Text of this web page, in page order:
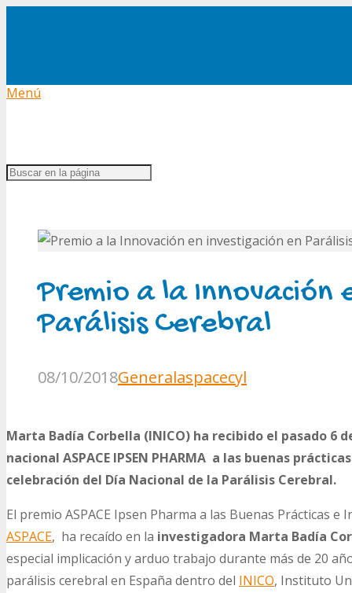
Menú
Premio a la Innovación
Parálisis Cerebral
08/10/2018Generalaspacecyl
Marta Badía Corbella (INICO) ha recibido el pasado 6
nacional ASPACE IPSEN PHARMA a las buenas
celebración del Día Nacional de la Parálisis Cerebral.
El premio ASPACE Ipsen Pharma a las Buenas Prácticas
ASPACE, ha recaído en la investigadora Marta Badía
especial implicación y arduo trabajo durante más de 20
parálisis cerebral en España dentro del INICO, Instituto